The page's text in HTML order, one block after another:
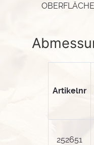
Artikelnr
252651